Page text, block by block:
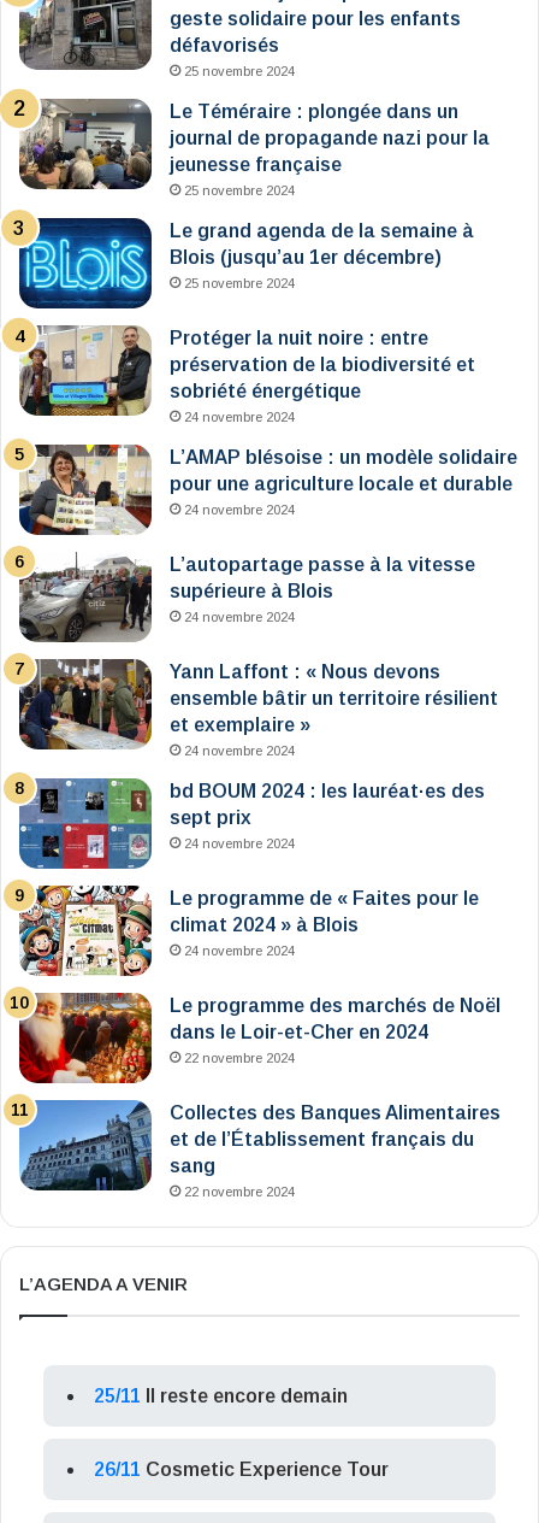
geste solidaire pour les enfants
défavorisés
25 novembre 2024
Le Téméraire : plongée dans un
journal de propagande nazi pour la
jeunesse française
25 novembre 2024
Le grand agenda de la semaine à
Blois (jusqu’au 1er décembre)
25 novembre 2024
Protéger la nuit noire : entre
préservation de la biodiversité et
sobriété énergétique
24 novembre 2024
L’AMAP blésoise : un modèle solidaire
pour une agriculture locale et durable
24 novembre 2024
L’autopartage passe à la vitesse
supérieure à Blois
24 novembre 2024
Yann Laffont : « Nous devons
ensemble bâtir un territoire résilient
et exemplaire »
24 novembre 2024
bd BOUM 2024 : les lauréat·es des
sept prix
24 novembre 2024
Le programme de « Faites pour le
climat 2024 » à Blois
24 novembre 2024
Le programme des marchés de Noël
dans le Loir-et-Cher en 2024
22 novembre 2024
Collectes des Banques Alimentaires
et de l’Établissement français du
sang
22 novembre 2024
L’AGENDA A VENIR
25/11 Il reste encore demain
26/11 Cosmetic Experience Tour